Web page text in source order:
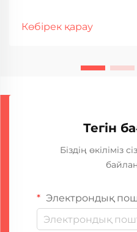
кездесетін ақаулар мен
Көбірек қарау
Тегін
Біздің өкіліміз
Электрондық